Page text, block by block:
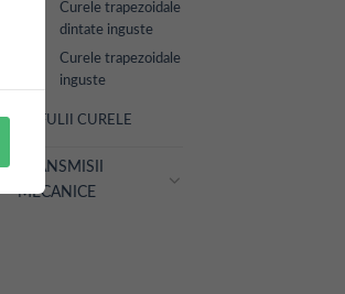
Curele trapezoidale
dintate inguste
Curele trapezoidale
inguste
FULII CURELE
TRANSMISII
MECANICE